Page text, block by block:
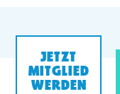
JETZT
MITGLIED
WERDEN